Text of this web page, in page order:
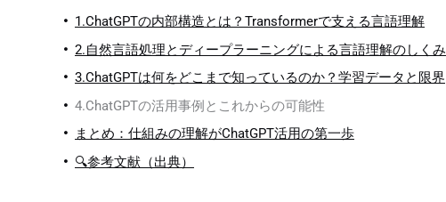
1.ChatGPTの内部構造とは？Transformerで支える言語理解
2.自然言語処理とディープラーニングによる言語理解のしくみ
3.ChatGPTは何をどこまで知っているのか？学習データと限界
4.ChatGPTの活用事例とこれからの可能性
まとめ：仕組みの理解がChatGPT活用の第一歩
🔍参考文献（出典）